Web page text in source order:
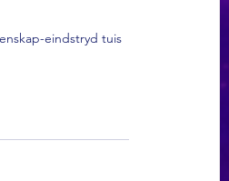
eindstryd tuis